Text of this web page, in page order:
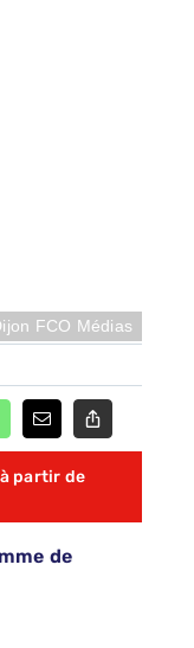
FCO Médias
partir de
de